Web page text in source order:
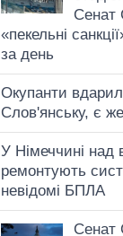
Сенат
«пекельні
за день
Окупанти
Слов'янську, є
У Німеччині над
ремонтують
невідомі БПЛА
Сенат